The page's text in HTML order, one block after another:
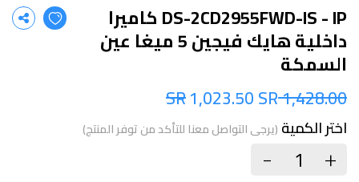
DS-2CD2955FWD-IS - IP كاميرا
داخلية هايك فيجين 5 ميغا عين
السمكة
1,428.00 SR
1,023.50 SR
اختر الكمية (يرجى التواصل معنا للتأكد من توفر المنتج)
+
-